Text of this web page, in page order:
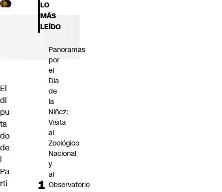
El
di
pu
ta
do
de
l
Pa
rti
LO
MÁS
LEÍDO
Panoramas
por
el
Día
de
la
Niñez:
Visita
al
Zoológico
Nacional
y
al
Observatorio